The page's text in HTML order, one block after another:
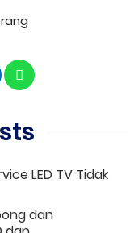
LED TV Tidak
dan